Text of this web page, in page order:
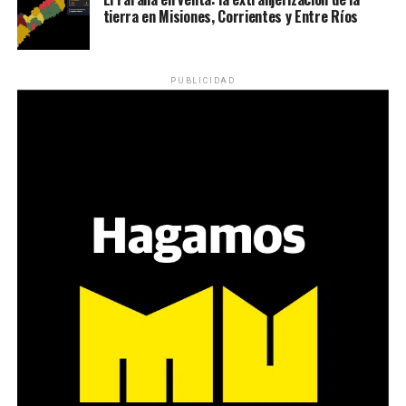
Desde una mesa que intenta protegerse del agua se
reparten lienzos con los ojos serigrafiados de Agostina.
es a través del interrogante, que puedan encarnar la
pregunta», comparte Gonzalo, de 41 años.
tierra en Misiones, Corrientes y Entre Ríos
PUBLICIDAD